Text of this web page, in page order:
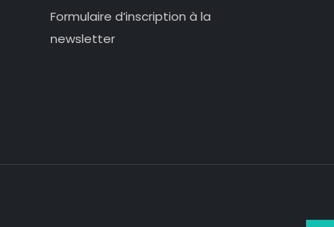
Formulaire d’inscription à la
newsletter